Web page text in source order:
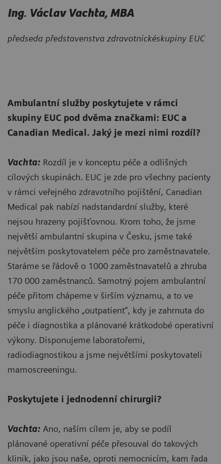
Ing. Václav Vachta, MBA
předseda představenstva zdravotnickéskupiny EUC
Ambulantní služby poskytujete v rámci
skupiny EUC pod dvěma značkami: EUC a
Canadian Medical. Jaký je mezi nimi rozdíl?
Vachta: Rozdíl je v konceptu péče a odlišných
cílových skupinách. EUC je zde pro všechny pacienty
v rámci veřejného zdravotního pojištění, Canadian
Medical pak nabízí nadstandardní služby, které
nejsou hrazeny pojišťovnou. Krom toho, že jsme
největší ambulantní skupina v Česku, jsme také
největším poskytovatelem péče pro zaměstnavatele.
Staráme se řádově o 1000 zaměstnavatelů a zhruba
170 000 zaměstnanců. Samotný pojem ambulantní
péče přitom chápeme v širším významu, a to ve
smyslu anglického „outpatient“, kdy je zahrnuta do
péče i diagnostika a plánované krátkodobé operativní
výkony. Disponujeme laboratořemi,
radiodiagnostikou a jsme největšími poskytovateli
mamoscreeningu.
Poskytujete i jednodenní chirurgii?
Vachta: Ano, naším cílem je, aby se podíl
plánované operativní péče přesouval do takových
klinik, jako jsou naše, oproti nemocnicím, kam řada